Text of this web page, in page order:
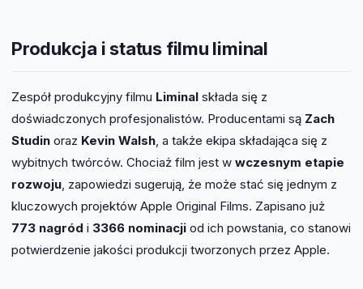
Produkcja i status filmu liminal
Zespół produkcyjny filmu Liminal składa się z
doświadczonych profesjonalistów. Producentami są Zach
Studin oraz Kevin Walsh, a także ekipa składająca się z
wybitnych twórców. Chociaż film jest w wczesnym etapie
rozwoju, zapowiedzi sugerują, że może stać się jednym z
kluczowych projektów Apple Original Films. Zapisano już
773 nagród i 3366 nominacji od ich powstania, co stanowi
potwierdzenie jakości produkcji tworzonych przez Apple.